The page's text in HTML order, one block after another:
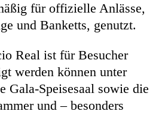
für offizielle Anlässe,
und Banketts, genutzt.
Real ist für Besucher
werden können unter
Gala-Speisesaal sowie die
und – besonders